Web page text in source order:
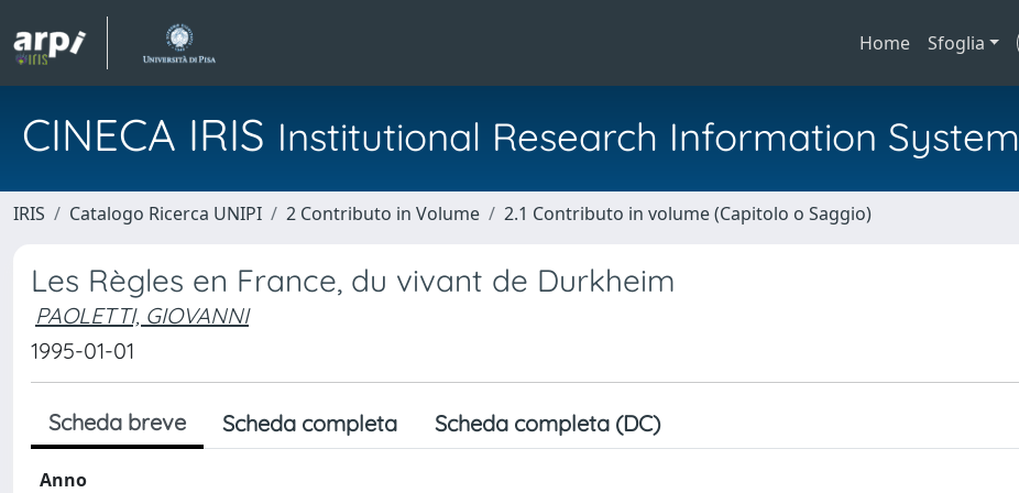
Home Sfoglia
CINECA IRIS Institutional Research Information System
IRIS Catalogo Ricerca UNIPI 2 Contributo in Volume 2.1 Contributo in volume (Capitolo o Saggio)
Les Règles en France, du vivant de Durkheim
PAOLETTI, GIOVANNI
1995-01-01
Scheda breve Scheda completa Scheda completa (DC)
Anno